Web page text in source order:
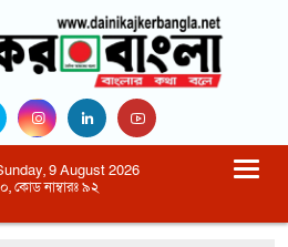
9 August 2026
কোড নাম্বারঃ ৯২